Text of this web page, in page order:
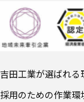
吉田工業が選ばれる
採用のための作業環